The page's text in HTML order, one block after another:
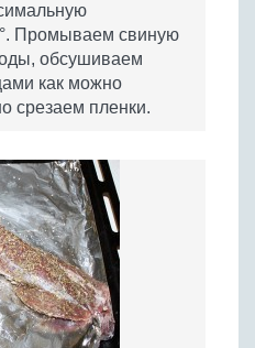
Промываем свиную
обсушиваем
как можно
срезаем пленки.